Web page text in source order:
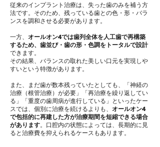
従来のインプラント治療は、失った歯のみを補う方
法です。そのため、残っている歯との色・形・バラ
ンスを調和させる必要があります。
一方、 オールオン4では歯列全体を人工歯で再構築
するため、歯並び・歯の形・色調をトータルで設計
できます。
その結果、バランスの取れた美しい口元を実現しや
すいという特徴があります。
また、まだ歯が数本残っていたとしても、「神経の
治療（根管治療）が必要」「再治療を繰り返してい
る」
​「重度の歯周病が進行している」 といったケー
スでは、個別に治療を続けるよりも、 オールオン4
で包括的に再建した方が治療期間を短縮できる場合
があります。口腔内の状態によっては、長期的に見
ると治療費を抑えられるケースもあります。